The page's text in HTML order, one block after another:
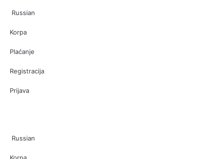
Russian
Korpa
Plaćanje
Registracija
Prijava
Russian
Korpa